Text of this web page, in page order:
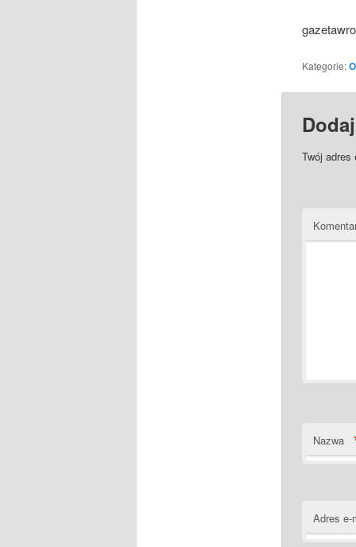
Kategorie:
Twój adres
Nazwa
Adres e-